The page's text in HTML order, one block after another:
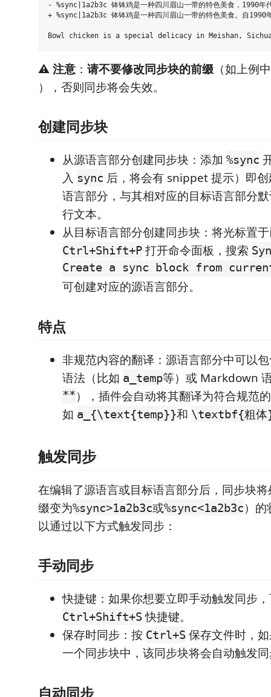
- %sync|1a2b3c 钵钵鸡是一种四川眉山一带的特色美食，1990年
+ %sync|1a2b3c 钵钵鸡是一种四川眉山一带的特色美食。自1990
⚠️ 注意 ： 请不要修改同步块的前缀 （如上例
），否则同步将会失效。
创建同步块
从源语言部分创建同步块：添加 %sync
入 sync 后，将会有 snippet 提示）即
语言部分，与其相对应的目标语言部分
行文本。
从目标语言部分创建同步块：将光标置
Ctrl+Shift+P 打开命令面板，搜索
Create a sync block from
可创建对应的源语言部分。
特点
非规范内容的翻译：源语言部分中可以
语法（比如 a_temp等）或 Markdown
**），插件会自动将其翻译为符合规范
如 a_{\text{temp}}和 \textbf{粗
触发同步
在编辑了源语言或目标语言部分后，同步块将
缀变为%sync>1a2b3c或%sync<1a2b3c）
以通过以下方式触发同步：
手动同步
快捷键：如果你想要立即手动触发同步
Ctrl+Shift+S快捷键。
保存时同步：按 Ctrl+S 保存文件时，
一个同步块中，该同步块将会自动触发
自动同步